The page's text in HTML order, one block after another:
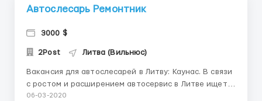
Автослесарь Ремонтник
3000 $
2Post Литва (Вильнюс)
Вакансия для автослесарей в Литву: Каунас. В связи
с ростом и расширением автосервис в Литве ищет
опытных сотрудников на позицию: Слесарь грузовых
06-03-2020